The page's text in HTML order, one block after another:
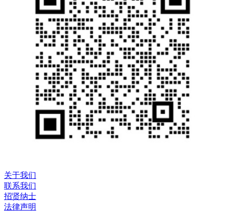
关于我们
联系我们
招贤纳士
法律声明